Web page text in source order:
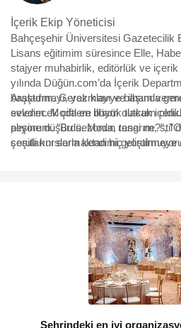
İçerik Ekip Yöneticisi
Bahçeşehir Üniversitesi Gazetecilik
Lisans eğitimim süresince Elle,
stajyer muhabirlik, editörlük ve içerik
yılında Düğün.com’da İçerik
başladım. Gerek klavye başında
evlenecek çiftlere ilham olacak
alıyorum. "Bu sezonun rengi ne?",
sorularını sormaktan hiç
Araştırmayı, yazmayı ve ilham
sevdim. Moda en büyük tutkum
peşine düşürdü. Moda, tasarım, stil
çeşitli kurslarla kendimi geliştirmeye
Şehrindeki en iyi